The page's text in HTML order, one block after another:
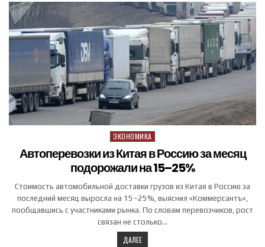
Posted in
ЭКОНОМИКА
Автоперевозки из Китая в Россию за месяц
подорожали на 15–25%
Стоимость автомобильной доставки грузов из Китая в Россию за
последний месяц выросла на 15–25%, выяснил «Коммерсантъ»,
пообщавшись с участниками рынка. По словам перевозчиков, рост
связан не столько…
ДАЛЕЕ